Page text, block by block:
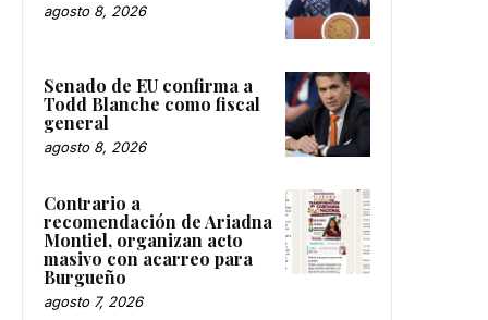
agosto 8, 2026
Senado de EU confirma a
Todd Blanche como fiscal
general
agosto 8, 2026
Contrario a
recomendación de Ariadna
Montiel, organizan acto
masivo con acarreo para
Burgueño
agosto 7, 2026